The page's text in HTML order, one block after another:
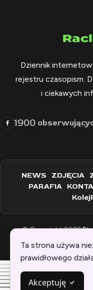
Dziennik
rejestru czasopism.
i ciekawych
1900
NEWS ZDJĘCIA
PARAFIA
© Copyright 2026
Ta strona używa
prawidłowego
Akceptuję